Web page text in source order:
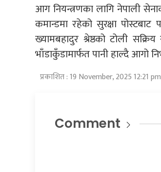
आग नियन्त्रणका लागि नेपाली
कमान्डमा रहेको सुरक्षा पोस्टबाट
ख्यामबहादुर श्रेष्ठको टोली
भाँडाकुँडामार्फत पानी हाल्दै आगो
प्रकाशित : 19 November, 2025 12:21 pm
Comment